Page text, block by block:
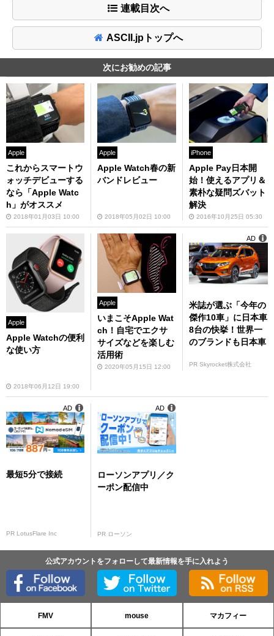
連載目次へ
ASCII.jpトップへ
次にお勧めの記事
Apple
これからスマートウ
ォッチデビューする
なら「Apple Watc
h」がオススメ
2018年01月03日 10:00
Apple
Apple Watch春の新
バンドレビュー
2018年05月02日 10:00
iPhone
Apple Pay日本開
始！使えるアプリ＆
素朴な疑問ズバット
解決
2016年10月25日 05:30
Apple
Apple Watchの便利
な使い方
2018年06月12日 19:00
Apple
いまこそApple Wat
ch！自宅でエクサ
サイズなどを楽しむ
活用術
2020年05月15日 12:00
米誌が選ぶ「今年の
傑作10車」に日本車
8台の快挙！世界一
のブランドも日本車
PR Skyrocket株式会社
AD
最短5分で接続
PR LotusFlare Inc
AD
ローソンアプリ／ク
ーポン配信中
PR ローソン
AD
公式アカウントをフォローして最新情報を手に入れよう
FMV mouse マカフィー